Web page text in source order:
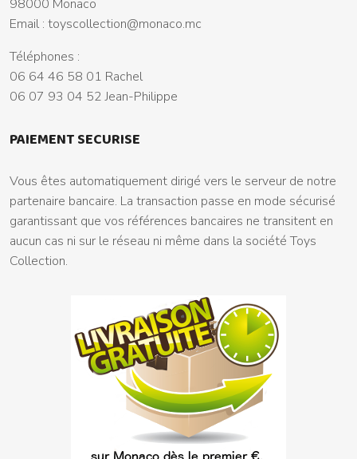
98000 Monaco
Email : toyscollection@monaco.mc
Téléphones :
06 64 46 58 01 Rachel
06 07 93 04 52 Jean-Philippe
PAIEMENT SECURISE
Vous êtes automatiquement dirigé vers le serveur de notre
partenaire bancaire. La transaction passe en mode sécurisé
garantissant que vos références bancaires ne transitent en
aucun cas ni sur le réseau ni même dans la société Toys
Collection.